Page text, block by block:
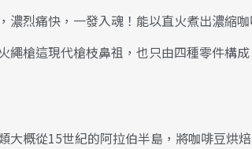
濃烈痛快，一發入魂！能以直火煮出濃縮
繩槍這現代槍枝鼻祖，也只由四種零件構
大概從15世紀的阿拉伯半島，將咖啡豆烘